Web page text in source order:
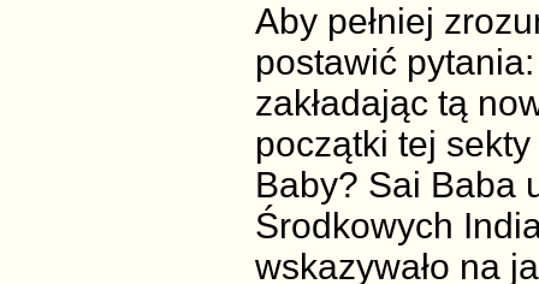
Aby pełniej
postawić
zakładając tą
początki tej
Baby? Sai Baba
Środkowych
wskazywało na